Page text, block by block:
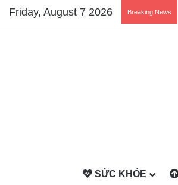
Friday, August 7 2026 Breaking News
SỨC KHỎE